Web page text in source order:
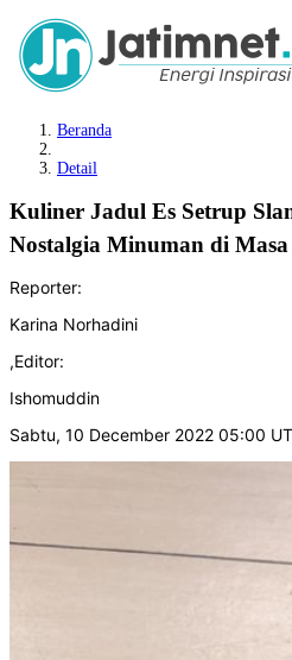
Beranda
Detail
Kuliner Jadul Es Setrup
Nostalgia Minuman di
Reporter:
Karina Norhadini
,Editor:
Ishomuddin
Sabtu, 10 December 2022 05:00